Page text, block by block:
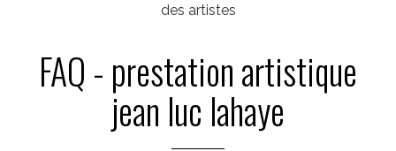
des artistes
FAQ - prestation artistique
jean luc lahaye